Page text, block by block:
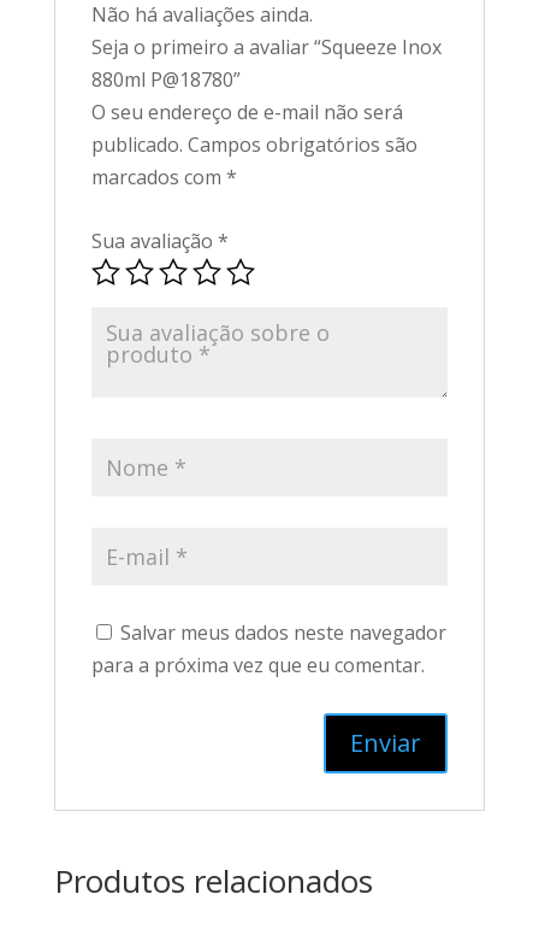
Não há avaliações ainda.
Seja o primeiro a avaliar “Squeeze Inox
880ml P@18780”
O seu endereço de e-mail não será
publicado. Campos obrigatórios são
marcados com *
Sua avaliação *
Salvar meus dados neste navegador
para a próxima vez que eu comentar.
Produtos relacionados